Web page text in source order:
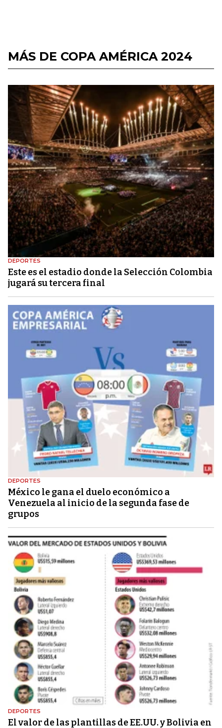
MÁS DE COPA AMÉRICA 2024
DEPORTES
Este es el estadio donde la Selección Colombia
jugará su tercera final
DEPORTES
México le gana el duelo económico a
Venezuela al inicio de la segunda fase de
grupos
DEPORTES
El valor de las plantillas de EE.UU. y Bolivia en